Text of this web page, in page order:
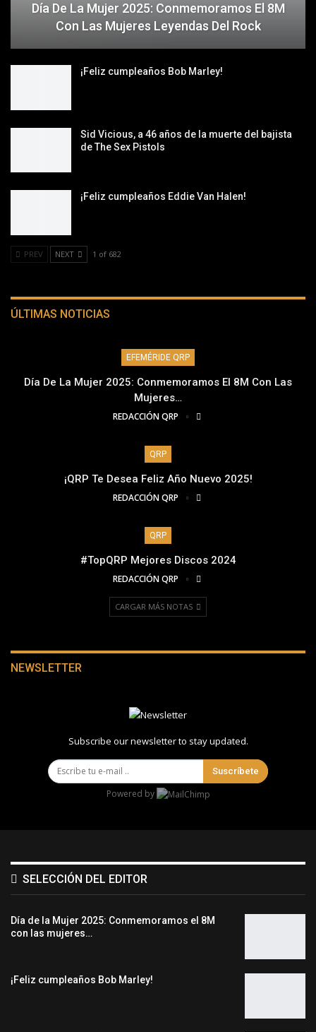
Día De La Mujer 2025: Conmemoramos El 8M
Con Las Mujeres Leyendas Del Rock
¡Feliz cumpleaños Bob Marley!
Sid Vicious, a 46 años de la muerte del bajista
de The Sex Pistols
¡Feliz cumpleaños Eddie Van Halen!
PREV NEXT 1 of 682
ÚLTIMAS NOTICIAS
EFEMÉRIDE QRP
Día De La Mujer 2025: Conmemoramos El 8M Con Las
Mujeres…
REDACCIÓN QRP
QRP
¡QRP Te Desea Feliz Año Nuevo 2025!
REDACCIÓN QRP
QRP
#TopQRP Mejores Discos 2024
REDACCIÓN QRP
CARGAR MÁS NOTAS
NEWSLETTER
Subscribe our newsletter to stay updated.
Suscríbete
Powered by
SELECCIÓN DEL EDITOR
Día de la Mujer 2025: Conmemoramos el 8M
con las mujeres…
¡Feliz cumpleaños Bob Marley!